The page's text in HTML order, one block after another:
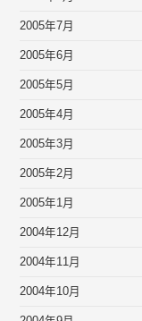
2005年7月
2005年6月
2005年5月
2005年4月
2005年3月
2005年2月
2005年1月
2004年12月
2004年11月
2004年10月